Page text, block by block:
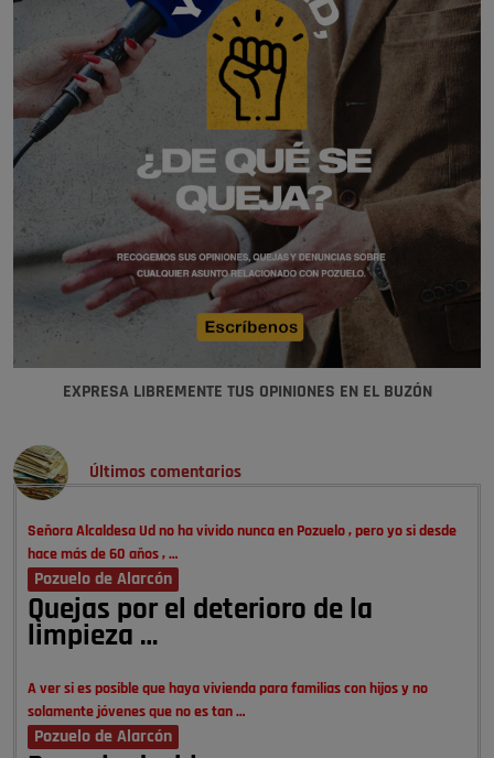
EXPRESA LIBREMENTE TUS OPINIONES EN EL BUZÓN
Últimos comentarios
Señora Alcaldesa Ud no ha vivido nunca en Pozuelo , pero yo si desde
hace más de 60 años , …
Pozuelo de Alarcón
Quejas por el deterioro de la
limpieza …
A ver si es posible que haya vivienda para familias con hijos y no
solamente jóvenes que no es tan …
Pozuelo de Alarcón